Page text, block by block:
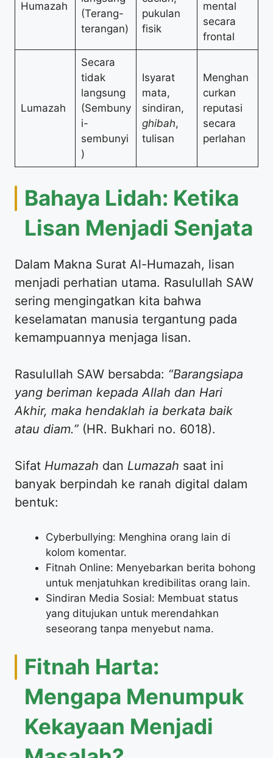
Humazah
(Terang-
terangan)
pukulan
fisik
mental
secara
frontal
Lumazah
Secara
tidak
langsung
(Sembuny
i-
sembunyi
)
Isyarat
mata,
sindiran,
ghibah,
tulisan
Menghan
curkan
reputasi
secara
perlahan
Bahaya Lidah: Ketika
Lisan Menjadi Senjata
Dalam Makna Surat Al-Humazah, lisan
menjadi perhatian utama. Rasulullah SAW
sering mengingatkan kita bahwa
keselamatan manusia tergantung pada
kemampuannya menjaga lisan.
Rasulullah SAW bersabda: “Barangsiapa
yang beriman kepada Allah dan Hari
Akhir, maka hendaklah ia berkata baik
atau diam.” (HR. Bukhari no. 6018).
Sifat Humazah dan Lumazah saat ini
banyak berpindah ke ranah digital dalam
bentuk:
Cyberbullying: Menghina orang lain di
kolom komentar.
Fitnah Online: Menyebarkan berita bohong
untuk menjatuhkan kredibilitas orang lain.
Sindiran Media Sosial: Membuat status
yang ditujukan untuk merendahkan
seseorang tanpa menyebut nama.
Fitnah Harta:
Mengapa Menumpuk
Kekayaan Menjadi